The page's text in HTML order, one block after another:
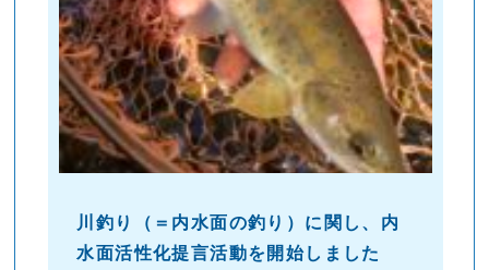
川釣り（＝内水面の釣り）に関し、内
水面活性化提言活動を開始しました